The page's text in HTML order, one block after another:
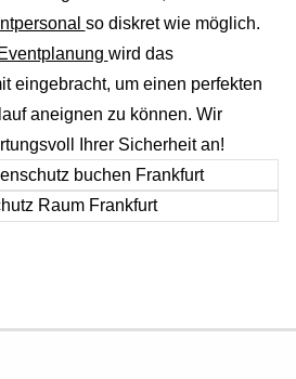
so diskret wie möglich.
Eventplanung wird das
eingebracht, um einen perfekten
aneignen zu können. Wir
Ihrer Sicherheit an!